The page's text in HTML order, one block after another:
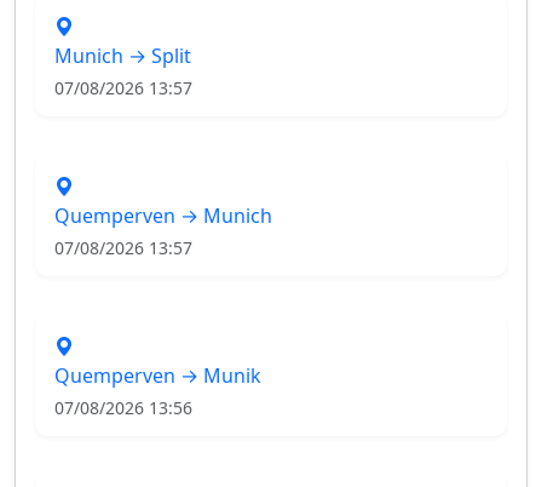
Munich → Split
07/08/2026 13:57
Quemperven → Munich
07/08/2026 13:57
Quemperven → Munik
07/08/2026 13:56